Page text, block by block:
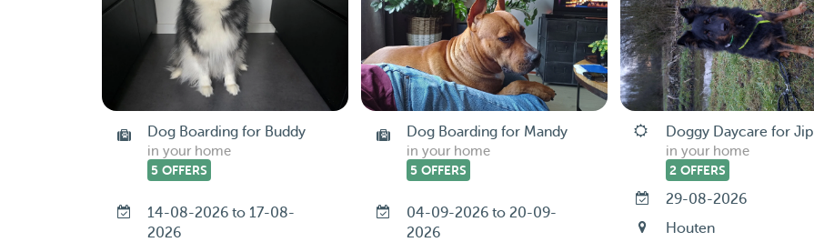
Dog Boarding for Buddy
in your home
5 OFFERS
14-08-2026 to 17-08-
2026
Dog Boarding for Mandy
in your home
5 OFFERS
04-09-2026 to 20-09-
2026
Doggy Daycare for Jip
in your home
2 OFFERS
29-08-2026
Houten